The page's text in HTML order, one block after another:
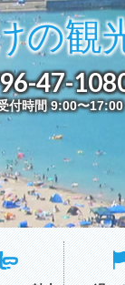
の観
47-
付時間 9:00〜17:00